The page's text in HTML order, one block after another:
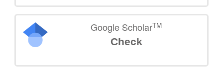
Google ScholarTM
Check